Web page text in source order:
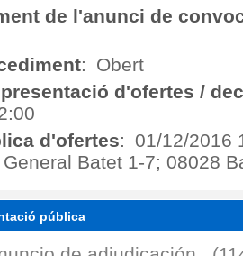
de l'anunci de
:
Obert
d'ofertes /
d'ofertes:
01/12/2016
Batet 1-7; 08028
pública